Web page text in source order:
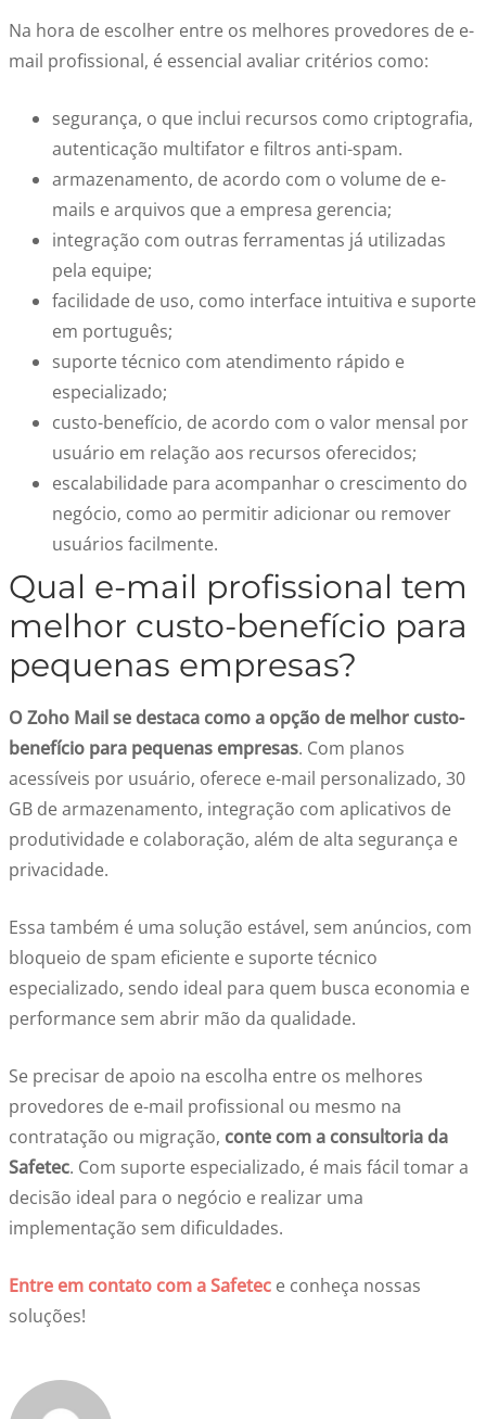
Na hora de escolher entre os melhores provedores de e-
mail profissional, é essencial avaliar critérios como:
segurança, o que inclui recursos como criptografia,
autenticação multifator e filtros anti-spam.
armazenamento, de acordo com o volume de e-
mails e arquivos que a empresa gerencia;
integração com outras ferramentas já utilizadas
pela equipe;
facilidade de uso, como interface intuitiva e suporte
em português;
suporte técnico com atendimento rápido e
especializado;
custo-benefício, de acordo com o valor mensal por
usuário em relação aos recursos oferecidos;
escalabilidade para acompanhar o crescimento do
negócio, como ao permitir adicionar ou remover
usuários facilmente.
Qual e-mail profissional tem
melhor custo-benefício para
pequenas empresas?
O Zoho Mail se destaca como a opção de melhor custo-
benefício para pequenas empresas. Com planos
acessíveis por usuário, oferece e-mail personalizado, 30
GB de armazenamento, integração com aplicativos de
produtividade e colaboração, além de alta segurança e
privacidade.
Essa também é uma solução estável, sem anúncios, com
bloqueio de spam eficiente e suporte técnico
especializado, sendo ideal para quem busca economia e
performance sem abrir mão da qualidade.
Se precisar de apoio na escolha entre os melhores
provedores de e-mail profissional ou mesmo na
contratação ou migração, conte com a consultoria da
Safetec. Com suporte especializado, é mais fácil tomar a
decisão ideal para o negócio e realizar uma
implementação sem dificuldades.
Entre em contato com a Safetec e conheça nossas
soluções!